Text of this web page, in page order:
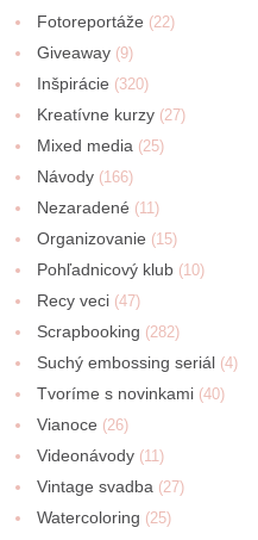
Fotoreportáže (22)
Giveaway (9)
Inšpirácie (320)
Kreatívne kurzy (27)
Mixed media (25)
Návody (166)
Nezaradené (11)
Organizovanie (15)
Pohľadnicový klub (10)
Recy veci (47)
Scrapbooking (282)
Suchý embossing seriál (4)
Tvoríme s novinkami (40)
Vianoce (26)
Videonávody (11)
Vintage svadba (27)
Watercoloring (25)